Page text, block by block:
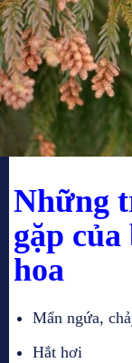
Những
gặp
hoa
Mẩn ngứa,
Hắt hơi